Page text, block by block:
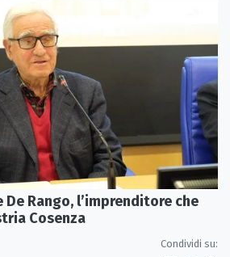
Rango, l’imprenditore che
Cosenza
Condividi su: